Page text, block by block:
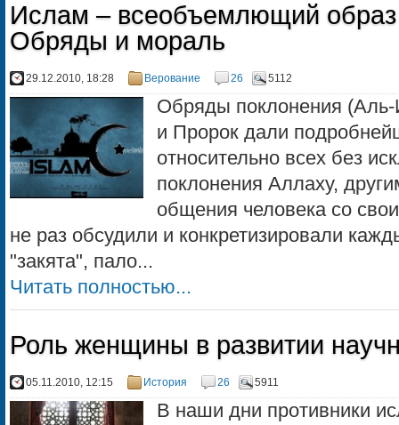
Ислам – всеобъемлющий образ
Обряды и мораль
29.12.2010, 18:28 Верование 26 5112
Обряды поклонения
и Пророк дали
относительно всех без
поклонения Аллаху,
общения человека со
не раз обсудили и конкретизировали
"закята", пало...
Читать полностью...
Роль женщины в развитии
05.11.2010, 12:15 История 26 5911
В наши дни противники